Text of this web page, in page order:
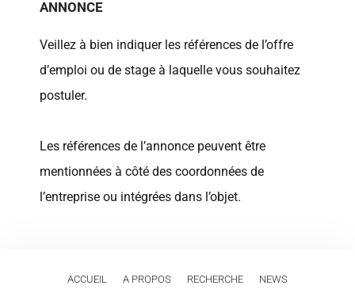
ANNONCE
Veillez à bien indiquer les références de l’offre
d’emploi ou de stage à laquelle vous souhaitez
postuler.
Les références de l’annonce peuvent être
mentionnées à côté des coordonnées de
l’entreprise ou intégrées dans l’objet.
ACCUEIL A PROPOS RECHERCHE NEWS